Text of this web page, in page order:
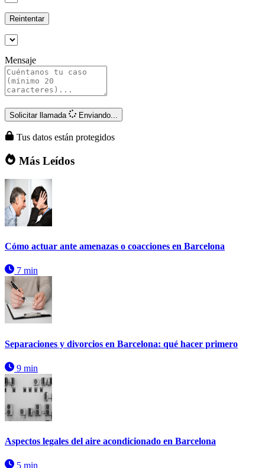
Reintentar
Mensaje
Solicitar llamada Enviando...
Tus datos están protegidos
Más Leídos
Cómo actuar ante amenazas o coacciones en Barcelona
7 min
Separaciones y divorcios en Barcelona: qué hacer primero
9 min
Aspectos legales del aire acondicionado en Barcelona
5 min